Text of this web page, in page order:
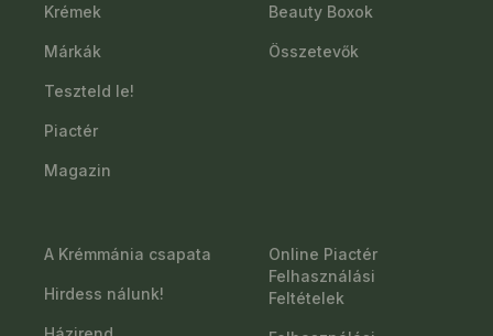
Krémek
Márkák
Teszteld le!
Piactér
Magazin
Beauty Boxok
Összetevők
A Krémmánia csapata
Hirdess nálunk!
Online Piactér
Felhasználási
Feltételek